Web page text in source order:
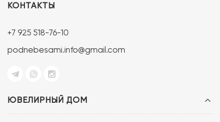
ЮВЕЛИРНЫЙ ДОМ
КОНТАКТЫ
+7 925 518-76-10
podnebesami.info@gmail.com